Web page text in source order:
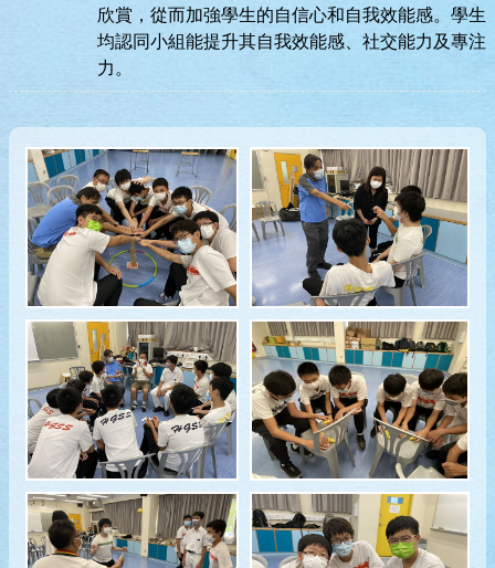
欣賞，從而加強學生的自信心和自我效能感。學生
均認同小組能提升其自我效能感、社交能力及專注
力。